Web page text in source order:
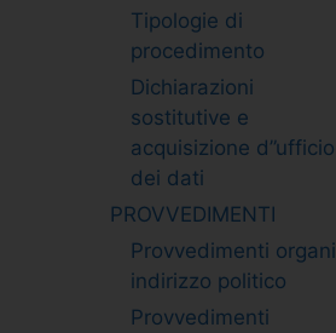
Tipologie di
procedimento
Dichiarazioni
sostitutive e
acquisizione d”ufficio
dei dati
PROVVEDIMENTI
Provvedimenti organi
indirizzo politico
Provvedimenti